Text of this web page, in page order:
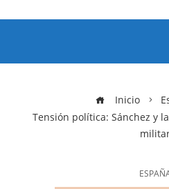
Inicio
Tensión política: Sánchez y